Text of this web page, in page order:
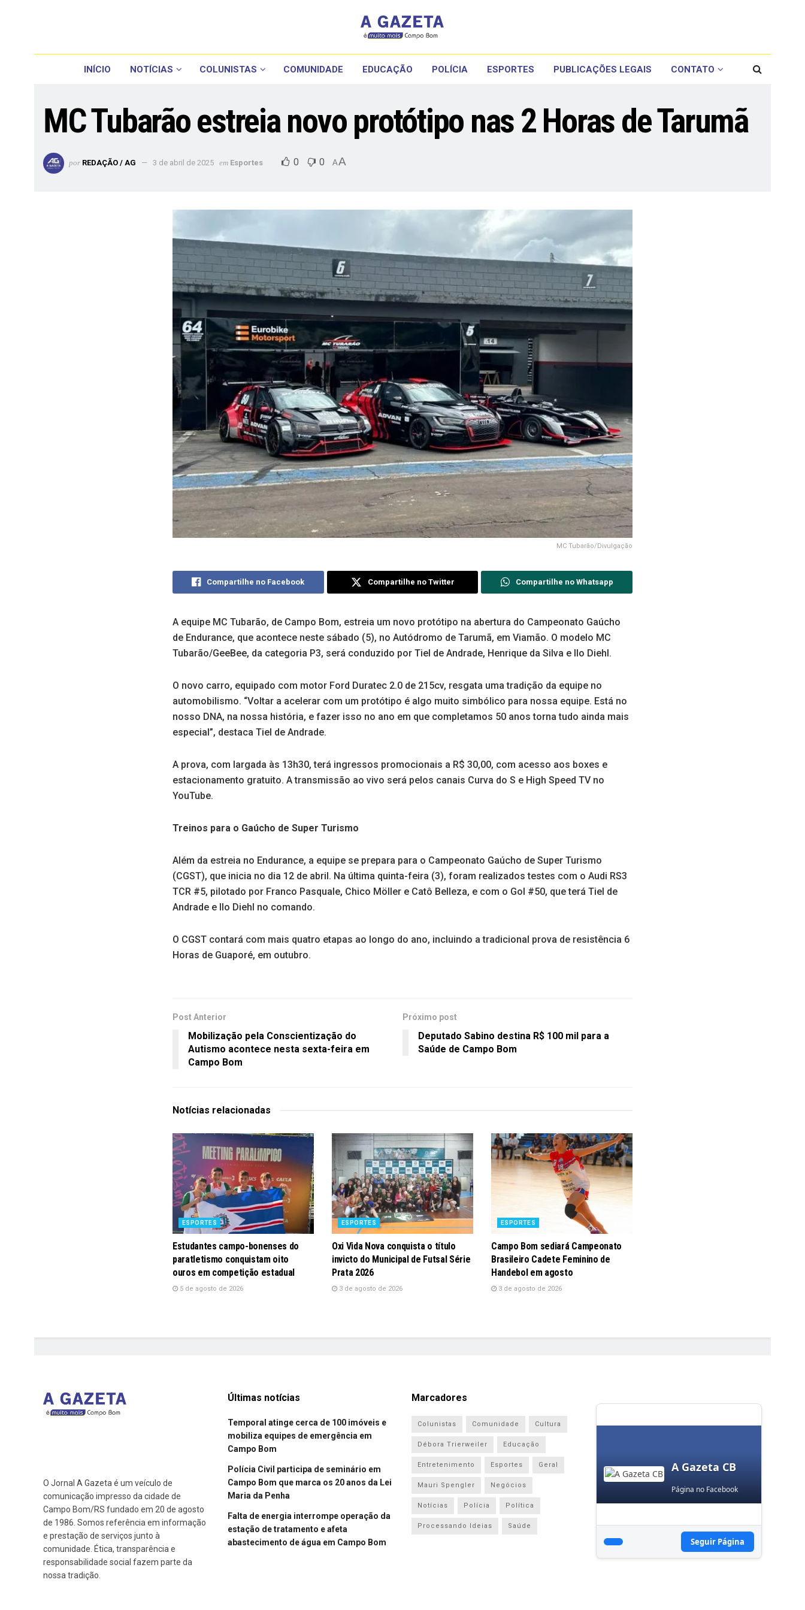
INÍCIO NOTÍCIAS COLUNISTAS COMUNIDADE EDUCAÇÃO POLÍCIA ESPORTES PUBLICAÇÕES LEGAIS CONTATO
MC Tubarão estreia novo protótipo nas 2 Horas de Tarumã
por REDAÇÃO / AG 3 de abril de 2025 em Esportes 0 0 AA
MC Tubarão/Divulgação
Compartilhe no Facebook Compartilhe no Twitter Compartilhe no Whatsapp
A equipe MC Tubarão, de Campo Bom, estreia um novo protótipo na abertura do Campeonato Gaúcho
de Endurance, que acontece neste sábado (5), no Autódromo de Tarumã, em Viamão. O modelo MC
Tubarão/GeeBee, da categoria P3, será conduzido por Tiel de Andrade, Henrique da Silva e Ilo Diehl.
O novo carro, equipado com motor Ford Duratec 2.0 de 215cv, resgata uma tradição da equipe no
automobilismo. “Voltar a acelerar com um protótipo é algo muito simbólico para nossa equipe. Está no
nosso DNA, na nossa história, e fazer isso no ano em que completamos 50 anos torna tudo ainda mais
especial”, destaca Tiel de Andrade.
A prova, com largada às 13h30, terá ingressos promocionais a R$ 30,00, com acesso aos boxes e
estacionamento gratuito. A transmissão ao vivo será pelos canais Curva do S e High Speed TV no
YouTube.
Treinos para o Gaúcho de Super Turismo
Além da estreia no Endurance, a equipe se prepara para o Campeonato Gaúcho de Super Turismo
(CGST), que inicia no dia 12 de abril. Na última quinta-feira (3), foram realizados testes com o Audi RS3
TCR #5, pilotado por Franco Pasquale, Chico Möller e Catô Belleza, e com o Gol #50, que terá Tiel de
Andrade e Ilo Diehl no comando.
O CGST contará com mais quatro etapas ao longo do ano, incluindo a tradicional prova de resistência 6
Horas de Guaporé, em outubro.
Post Anterior
Mobilização pela Conscientização do
Autismo acontece nesta sexta-feira em
Campo Bom
Próximo post
Deputado Sabino destina R$ 100 mil para a
Saúde de Campo Bom
Notícias relacionadas
ESPORTES
Estudantes campo-bonenses do
paratletismo conquistam oito
ouros em competição estadual
5 de agosto de 2026
ESPORTES
Oxi Vida Nova conquista o título
invicto do Municipal de Futsal Série
Prata 2026
3 de agosto de 2026
ESPORTES
Campo Bom sediará Campeonato
Brasileiro Cadete Feminino de
Handebol em agosto
3 de agosto de 2026
O Jornal A Gazeta é um veículo de
comunicação impresso da cidade de
Campo Bom/RS fundado em 20 de agosto
de 1986. Somos referência em informação
e prestação de serviços junto à
comunidade. Ética, transparência e
responsabilidade social fazem parte da
nossa tradição.
Últimas notícias
Temporal atinge cerca de 100 imóveis e
mobiliza equipes de emergência em
Campo Bom
Polícia Civil participa de seminário em
Campo Bom que marca os 20 anos da Lei
Maria da Penha
Falta de energia interrompe operação da
estação de tratamento e afeta
abastecimento de água em Campo Bom
Marcadores
Colunistas Comunidade Cultura
Débora Trierweiler Educação
Entretenimento Esportes Geral
Mauri Spengler Negócios
Notícias Polícia Política
Processando Ideias Saúde
A Gazeta CB
Página no Facebook
Seguir Página